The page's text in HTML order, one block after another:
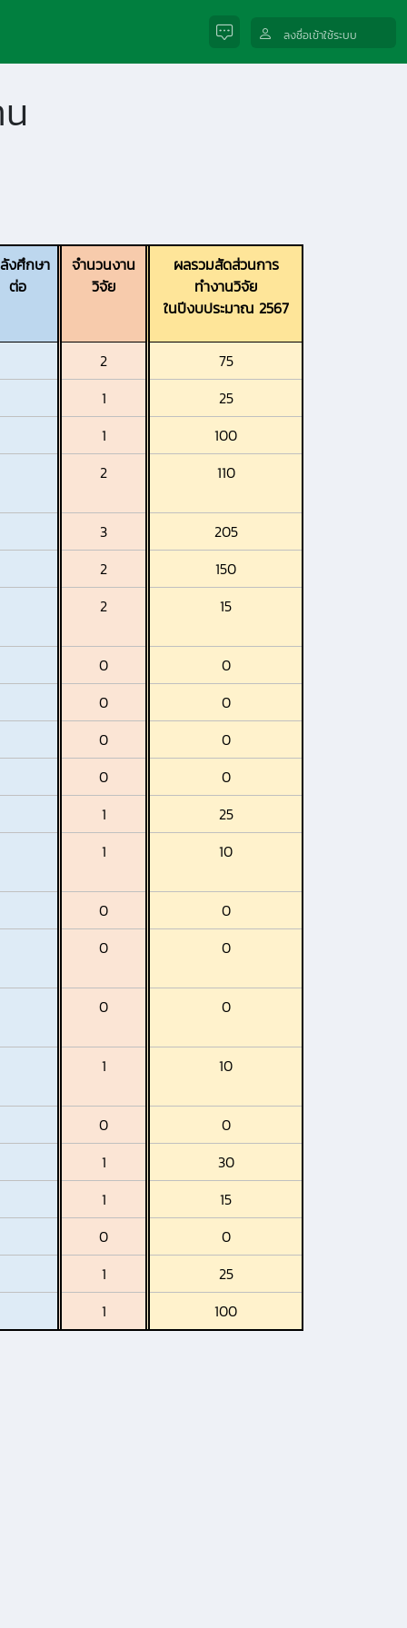
ลงชื่อเข้าใช้ระบบ
งศึกษา
ต่อ
จำนวนงาน
วิจัย
ผลรวมสัดส่วนการ
ทำงานวิจัย
ในปีงบประมาณ 2567
2
75
1
25
1
100
2 110
3
205
2
150
2 15
0
0
0
0
0
0
0
0
1
25
1 10
0
0
0 0
0 0
1 10
0
0
1
30
1
15
0
0
1
25
1 100